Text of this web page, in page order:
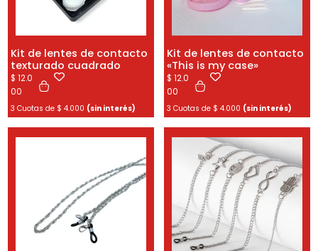
Kit de lentes de contacto
texturado cuadrado
$ 12.0
00
3 Cuotas de $ 4.000 (sin interés)
Kit de lentes de contacto
«This is my case»
$ 12.0
00
3 Cuotas de $ 4.000 (sin interés)